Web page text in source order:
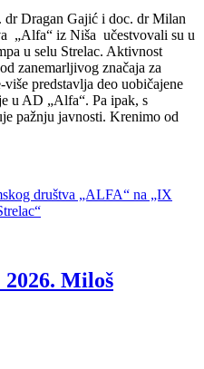
Dragan Gajić i doc. dr Milan
„Alfa“ iz Niša učestvovali su u
u selu Strelac. Aktivnost
zanemarljivog značaja za
predstavlja deo uobičajene
u AD „Alfa“. Pa ipak, s
pažnju javnosti. Krenimo od
društva „ALFA“ na „IX
Miloš